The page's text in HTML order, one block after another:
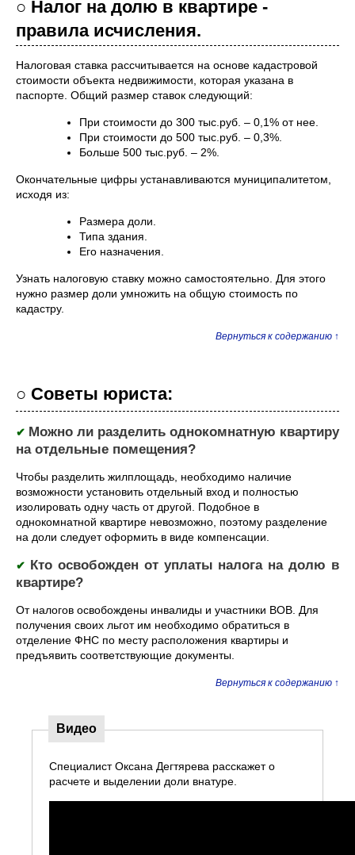
○ Налог на долю в квартире -
правила исчисления.
Налоговая ставка рассчитывается на основе кадастровой
стоимости объекта недвижимости, которая указана в
паспорте. Общий размер ставок следующий:
При стоимости до 300 тыс.руб. – 0,1% от нее.
При стоимости до 500 тыс.руб. – 0,3%.
Больше 500 тыс.руб. – 2%.
Окончательные цифры устанавливаются муниципалитетом,
исходя из:
Размера доли.
Типа здания.
Его назначения.
Узнать налоговую ставку можно самостоятельно. Для этого
нужно размер доли умножить на общую стоимость по
кадастру.
Вернуться к содержанию ↑
○ Советы юриста:
✔ Можно ли разделить однокомнатную квартиру
на отдельные помещения?
Чтобы разделить жилплощадь, необходимо наличие
возможности установить отдельный вход и полностью
изолировать одну часть от другой. Подобное в
однокомнатной квартире невозможно, поэтому разделение
на доли следует оформить в виде компенсации.
✔
Кто освобожден от уплаты налога на долю в
квартире?
От налогов освобождены инвалиды и участники ВОВ. Для
получения своих льгот им необходимо обратиться в
отделение ФНС по месту расположения квартиры и
предъявить соответствующие документы.
Вернуться к содержанию ↑
Видео
Специалист Оксана Дегтярева расскажет о
расчете и выделении доли внатуре.